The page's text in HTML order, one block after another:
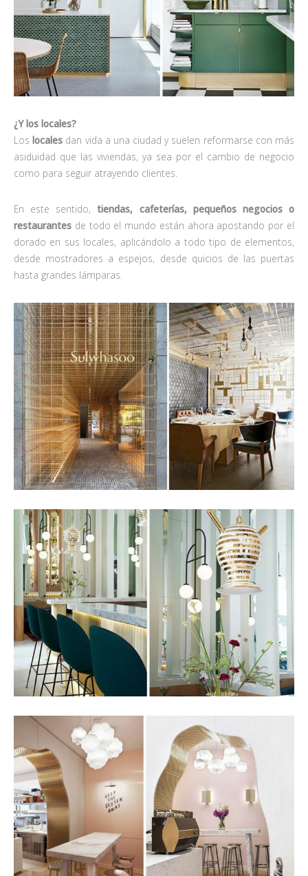
¿Y los locales?
Los locales dan vida a una ciudad y suelen reformarse con más
asiduidad que las viviendas, ya sea por el cambio de negocio
como para seguir atrayendo clientes.
En este sentido, tiendas, cafeterías, pequeños negocios o
restaurantes de todo el mundo están ahora apostando por el
dorado en sus locales, aplicándolo a todo tipo de elementos,
desde mostradores a espejos, desde quicios de las puertas
hasta grandes lámparas.